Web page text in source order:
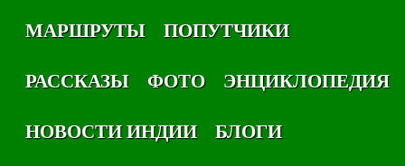
МАРШРУТЫ
ПОПУТЧИКИ
РАССКАЗЫ
ФОТО
ЭНЦИКЛОПЕДИЯ
НОВОСТИ ИНДИИ
БЛОГИ